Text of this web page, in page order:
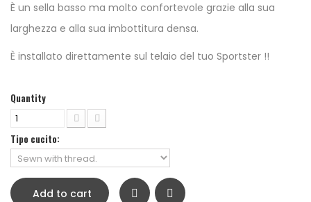
È un sella basso ma molto confortevole grazie alla sua
larghezza e alla sua imbottitura densa.
È installato direttamente sul telaio del tuo Sportster !!
Quantity
Tipo cucito:
Add to cart